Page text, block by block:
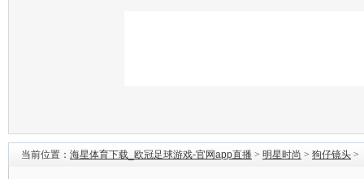
当前位置： 海星体育下载_欧冠足球游戏-官网app直播 > 明星时尚 > 狗仔镜头 >